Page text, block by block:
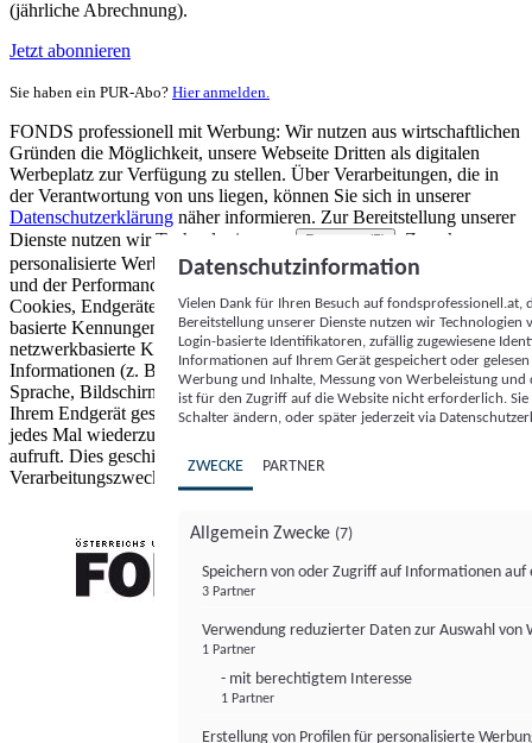
(jährliche Abrechnung).
Jetzt abonnieren
Sie haben ein PUR-Abo? Hier anmelden.
FONDS professionell mit Werbung: Wir nutzen aus wirtschaftlichen
Gründen die Möglichkeit, unsere Webseite Dritten als digitalen
Werbeplatz zur Verfügung zu stellen. Über Verarbeitungen, die in
der Verantwortung von uns liegen, können Sie sich in unserer
Datenschutzerklärung näher informieren. Zur Bereitstellung unserer
Dienste nutzen wir Technologien von
Partnern (5)
. Zwecke:
personalisierte Werbung und Inhalte, Messung von Werbeleistung
und der Performance von Inhalten sowie Zielgruppenforschung.
Cookies, Endgeräte- oder ähnliche Online-Kennungen (z. B. login-
basierte Kennungen, zufällig generierte Kennungen,
netzwerkbasierte Kennungen) können zusammen mit anderen
Informationen (z. B. Browsertyp und Browserinformationen,
Sprache, Bildschirmgröße, unterstützte Technologien usw.) auf
Ihrem Endgerät gespeichert oder von dort ausgelesen werden, um es
jedes Mal wiederzuerkennen, wenn es eine App oder einer Webseite
aufruft. Dies geschieht für einen oder mehrere der hier aufgeführten
Verarbeitungszwecke.
Datenschutzinformation
Vielen Dank für Ihren Besuch auf
Bereitstellung unserer Dienste nutzen wir Technologien
Login-basierte Identifikatoren, zufällig zugewiesene
Informationen auf Ihrem Gerät gespeichert oder
Werbung und Inhalte, Messung von Werbeleistung
ist für den Zugriff auf die Website nicht erforderlich.
Schalter ändern, oder später jederzeit via
ZWECKE PARTNER
Allgemein Zwecke (7)
Speichern von oder Zugriff auf Informationen auf
3 Partner
Verwendung reduzierter Daten zur Auswahl von
1 Partner
- mit berechtigtem Interesse
1 Partner
Erstellung von Profilen für personalisierte
FONDS professionell